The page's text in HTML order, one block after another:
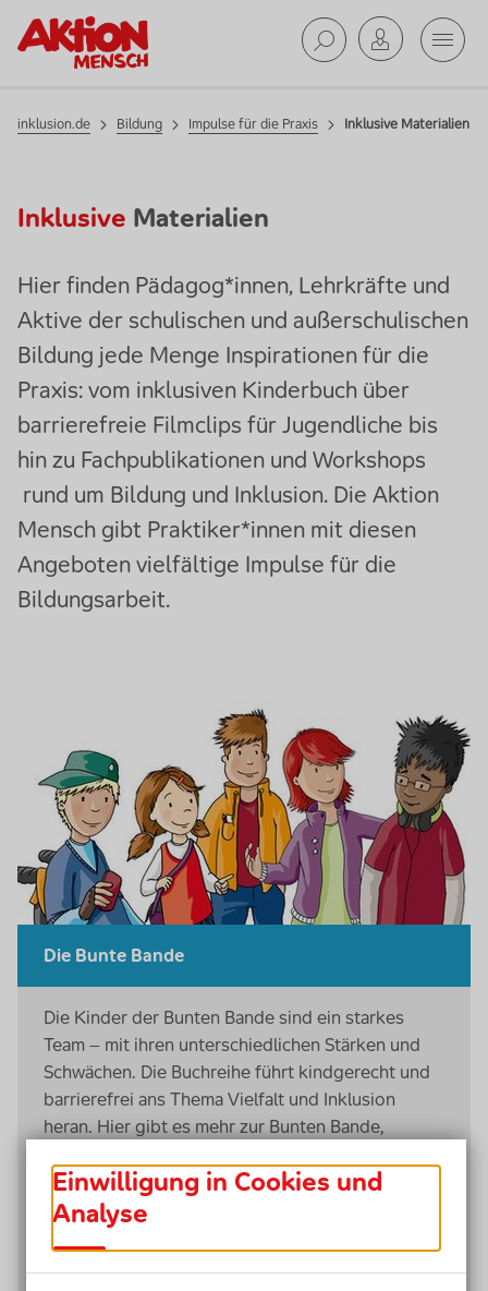
Impulse
für die
Praxis
inklusion.de Bildung Impulse für die Praxis Inklusive Materialien
Inklusive Materialien
Hier finden Pädagog*innen, Lehrkräfte und
Aktive der schulischen und außerschulischen
Bildung jede Menge Inspirationen für die
Praxis: vom inklusiven Kinderbuch über
barrierefreie Filmclips für Jugendliche bis
hin zu Fachpublikationen und Workshops
rund um Bildung und Inklusion. Die Aktion
Mensch gibt Praktiker*innen mit diesen
Angeboten vielfältige Impulse für die
Bildungsarbeit.
Die Bunte Bande
Die Kinder der Bunten Bande sind ein starkes
Team – mit ihren unterschiedlichen Stärken und
Schwächen. Die Buchreihe führt kindgerecht und
barrierefrei ans Thema Vielfalt und Inklusion
heran. Hier gibt es mehr zur Bunten Bande,
kostenlose Lehrmaterialen wie denMusical
Koffer.
Einwilligung in Cookies und
Analyse